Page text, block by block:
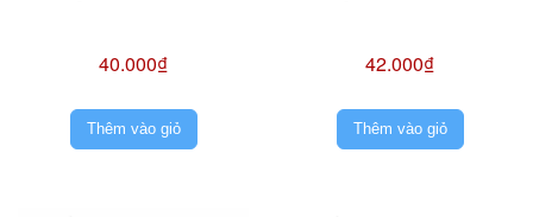
40.000₫
Thêm vào giỏ
42.000₫
Thêm vào giỏ